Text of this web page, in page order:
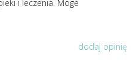
i leczenia. Moge
dodaj opinię